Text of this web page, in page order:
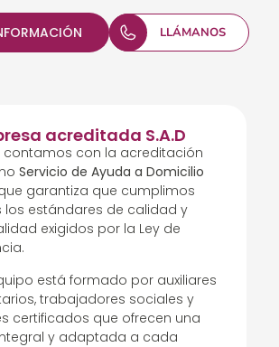
LLÁMANOS
acreditada S.A.D
contamos con la acreditación
Servicio de Ayuda a Domicilio
garantiza que cumplimos
los estándares de calidad y
exigidos por la Ley de
está formado por auxiliares
trabajadores sociales y
certificados que ofrecen una
y adaptada a cada